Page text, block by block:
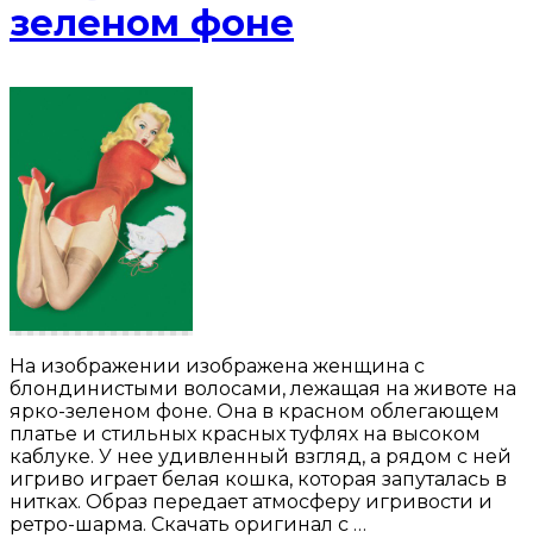
зеленом фоне
На изображении изображена женщина с
блондинистыми волосами, лежащая на животе на
ярко-зеленом фоне. Она в красном облегающем
платье и стильных красных туфлях на высоком
каблуке. У нее удивленный взгляд, а рядом с ней
игриво играет белая кошка, которая запуталась в
нитках. Образ передает атмосферу игривости и
ретро-шарма. Скачать оригинал с …